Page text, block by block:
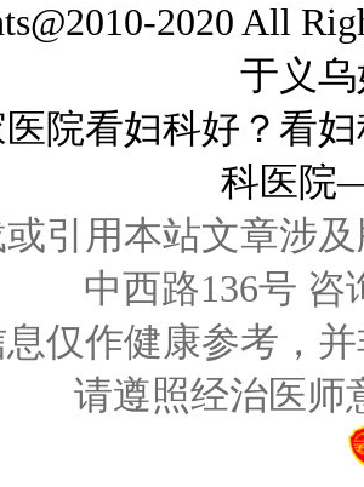
2020 All
于义乌
医院看妇科好 ？看
科医院
引用本站文章涉
中西路136号 咨
仅作健康参考，
请遵照经治医师